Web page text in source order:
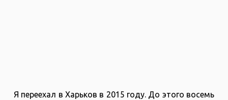
Я переехал в Харьков в 2015 году. До этого восемь